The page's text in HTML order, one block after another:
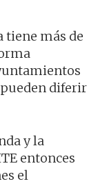
tiene más de
diferir
y la
entonces
el